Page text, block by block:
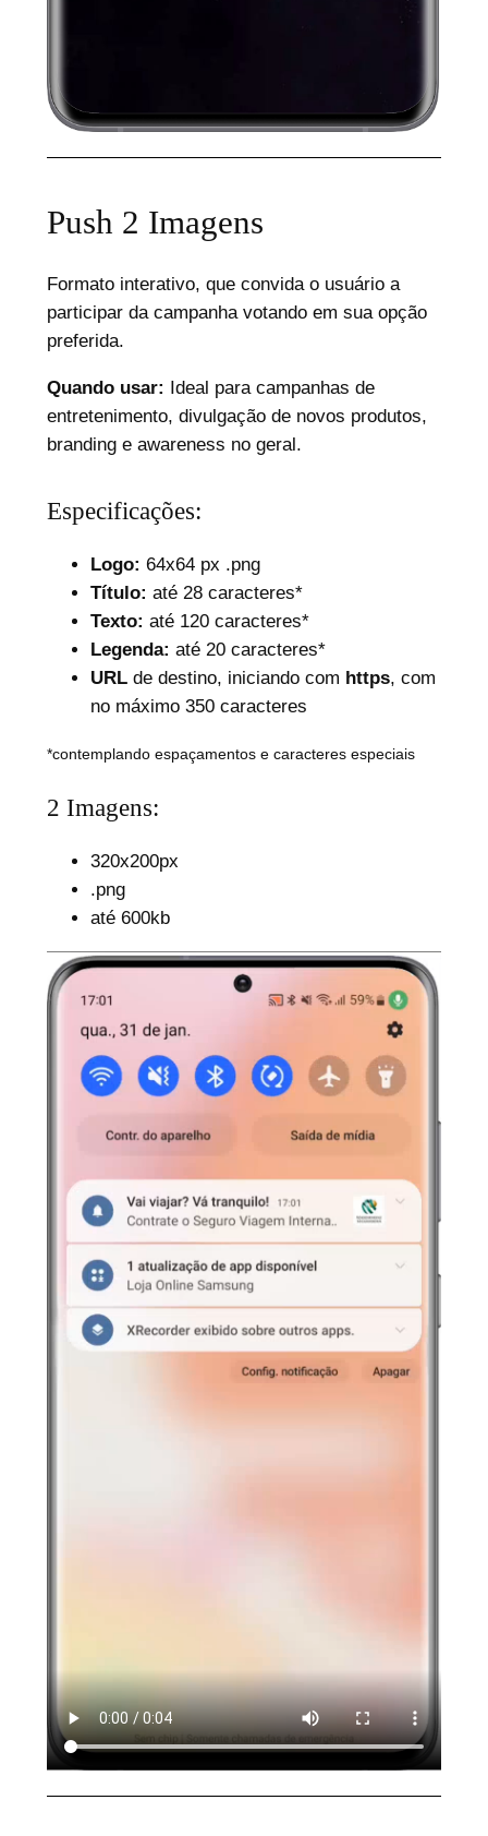
Push 2 Imagens
Formato interativo, que convida o usuário a
participar da campanha votando em sua opção
preferida.
Quando usar: Ideal para campanhas de
entretenimento, divulgação de novos produtos,
branding e awareness no geral.
Especificações:
Logo: 64x64 px .png
Título: até 28 caracteres*
Texto: até 120 caracteres*
Legenda: até 20 caracteres*
URLde destino, iniciando com https, com
no máximo 350 caracteres
*contemplando espaçamentos e caracteres especiais
2 Imagens:
320x200px
.png
até 600kb